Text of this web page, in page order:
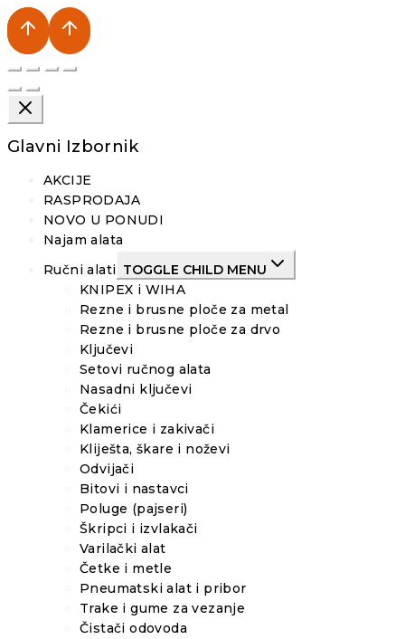
Glavni Izbornik
AKCIJE
RASPRODAJA
NOVO U PONUDI
Najam alata
Ručni alati TOGGLE CHILD MENU
KNIPEX i WIHA
Rezne i brusne ploče za metal
Rezne i brusne ploče za drvo
Ključevi
Setovi ručnog alata
Nasadni ključevi
Čekići
Klamerice i zakivači
Kliješta, škare i noževi
Odvijači
Bitovi i nastavci
Poluge (pajseri)
Škripci i izvlakači
Varilački alat
Četke i metle
Pneumatski alat i pribor
Trake i gume za vezanje
Čistači odovoda